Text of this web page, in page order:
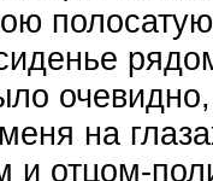
на
и отцом-